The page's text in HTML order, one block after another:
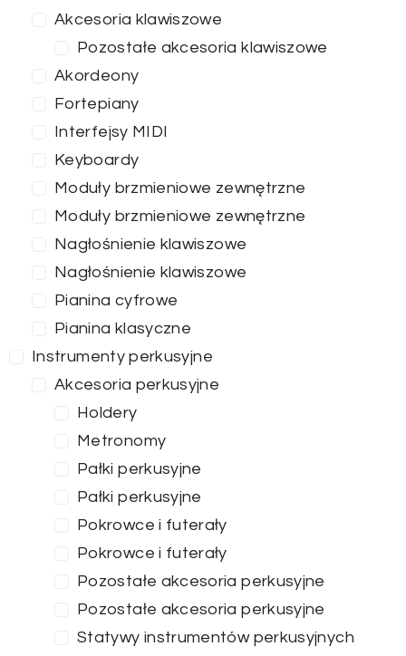
Akcesoria klawiszowe
Pozostałe akcesoria klawiszowe
Akordeony
Fortepiany
Interfejsy MIDI
Keyboardy
Moduły brzmieniowe zewnętrzne
Moduły brzmieniowe zewnętrzne
Nagłośnienie klawiszowe
Nagłośnienie klawiszowe
Pianina cyfrowe
Pianina klasyczne
Instrumenty perkusyjne
Akcesoria perkusyjne
Holdery
Metronomy
Pałki perkusyjne
Pałki perkusyjne
Pokrowce i futerały
Pokrowce i futerały
Pozostałe akcesoria perkusyjne
Pozostałe akcesoria perkusyjne
Statywy instrumentów perkusyjnych